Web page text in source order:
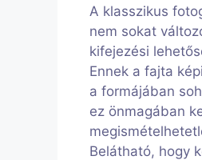
A klasszikus
nem sokat
kifejezési
Ennek a fajta
a formájában
ez önmagában
Belátható, hogy